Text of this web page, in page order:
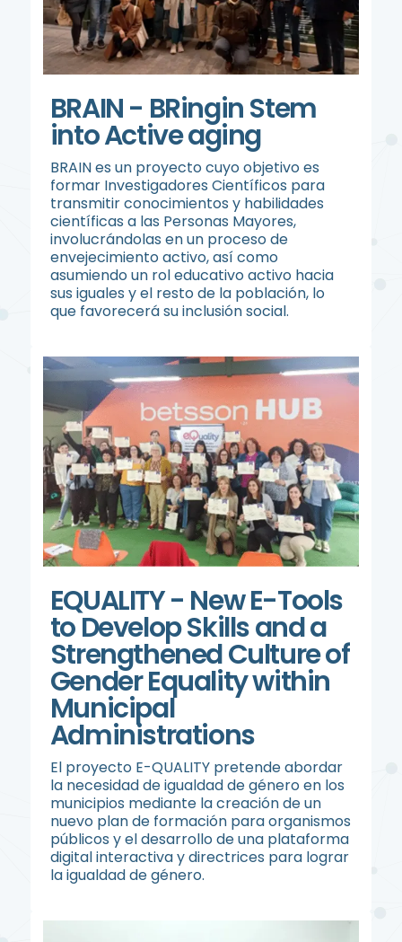
BRAIN - BRingin Stem
into Active aging
BRAIN es un proyecto cuyo objetivo es
formar Investigadores Científicos para
transmitir conocimientos y habilidades
científicas a las Personas Mayores,
involucrándolas en un proceso de
envejecimiento activo, así como
asumiendo un rol educativo activo hacia
sus iguales y el resto de la población, lo
que favorecerá su inclusión social.
EQUALITY - New E-Tools
to Develop Skills and a
Strengthened Culture of
Gender Equality within
Municipal
Administrations
El proyecto E-QUALITY pretende abordar
la necesidad de igualdad de género en los
municipios mediante la creación de un
nuevo plan de formación para organismos
públicos y el desarrollo de una plataforma
digital interactiva y directrices para lograr
la igualdad de género.